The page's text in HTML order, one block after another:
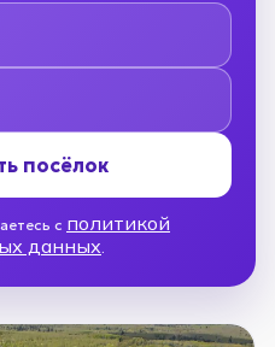
посёлок
с политикой
данных.